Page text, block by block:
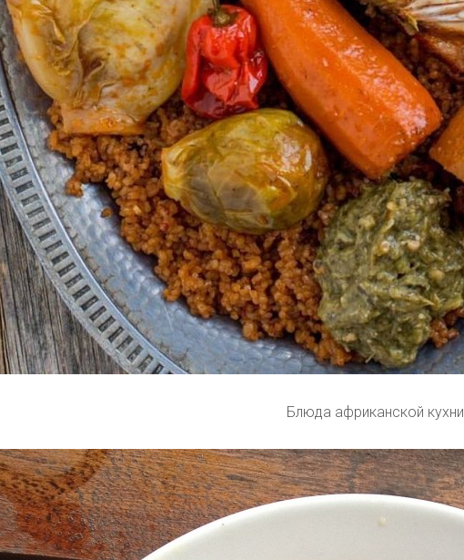
Блюда африканской кухни